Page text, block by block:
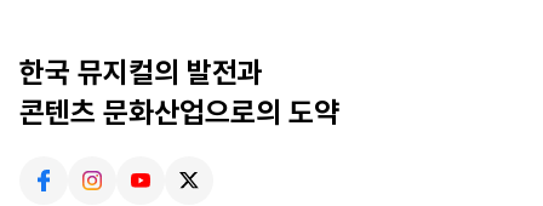
한국 뮤지컬의 발전과
콘텐츠 문화산업으로의 도약